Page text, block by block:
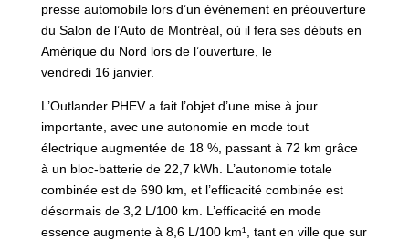
presse automobile lors d’un événement en préouverture
du Salon de l’Auto de Montréal, où il fera ses débuts en
Amérique du Nord lors de l’ouverture, le
vendredi 16 janvier.
L’Outlander PHEV a fait l’objet d’une mise à jour
importante, avec une autonomie en mode tout
électrique augmentée de 18 %, passant à 72 km grâce
à un bloc-batterie de 22,7 kWh. L’autonomie totale
combinée est de 690 km, et l’efficacité combinée est
désormais de 3,2 L/100 km. L’efficacité en mode
essence augmente à 8,6 L/100 km¹, tant en ville que sur